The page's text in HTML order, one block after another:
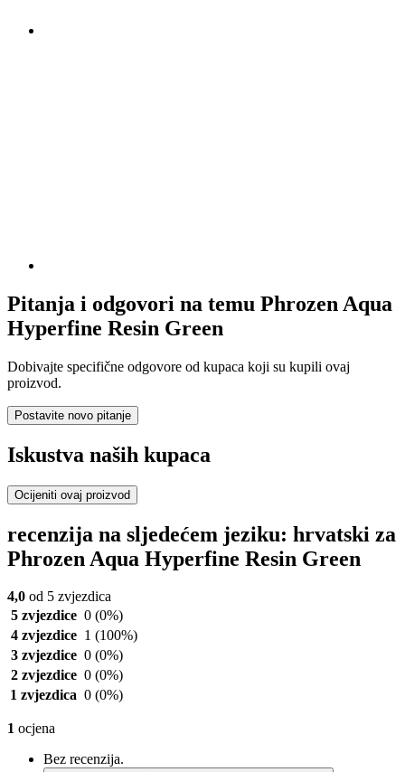
Pitanja i odgovori na temu Phrozen Aqua
Hyperfine Resin Green
Dobivajte specifične odgovore od kupaca koji su kupili ovaj
proizvod.
Postavite novo pitanje
Iskustva naših kupaca
Ocijeniti ovaj proizvod
recenzija na sljedećem jeziku: hrvatski za
Phrozen Aqua Hyperfine Resin Green
4,0 od 5 zvjezdica
5 zvjezdice 0 (0%)
4 zvjezdice 1 (100%)
3 zvjezdice 0 (0%)
2 zvjezdice 0 (0%)
1 zvjezdica 0 (0%)
1 ocjena
Bez recenzija.